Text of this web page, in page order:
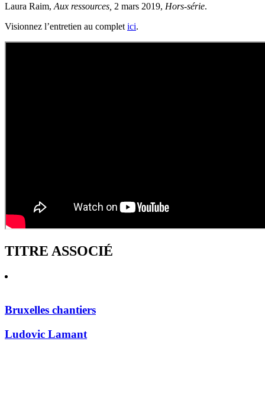
Laura Raim, Aux ressources, 2 mars 2019, Hors-série.
Visionnez l’entretien au complet ici.
TITRE ASSOCIÉ
Bruxelles chantiers
Ludovic Lamant